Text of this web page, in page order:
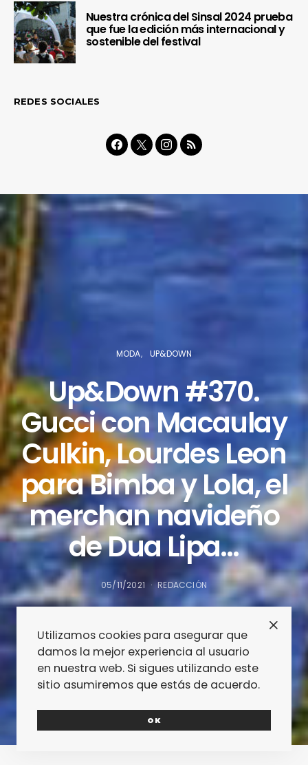
Nuestra crónica del Sinsal 2024 prueba
que fue la edición más internacional y
sostenible del festival
REDES SOCIALES
MODA UP&DOWN
Up&Down #370.
Gucci con Macaulay
Culkin, Lourdes Leon
para Bimba y Lola, el
merchan navideño
de Dua Lipa…
05/11/2021 REDACCIÓN
Utilizamos cookies para asegurar que
damos la mejor experiencia al usuario
en nuestra web. Si sigues utilizando este
sitio asumiremos que estás de acuerdo.
OK